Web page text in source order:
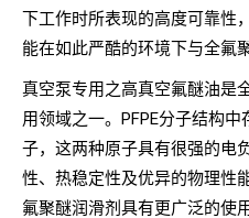
下工作时所表现的高度可靠性
能在如此严酷的环境下与全氟
真空泵专用之高真空氟醚油是
用领域之一。PFPE分子结构
子，这两种原子具有很强的电
性、热稳定性及优异的物理性
氟聚醚润滑剂具有更广泛的使